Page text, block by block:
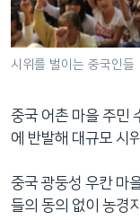
네
비
으
로
동
검
시위를 벌이는 중국인들
중국 어촌 마을 주민
에 반발해 대규모 시
중국 광둥성 우칸 마
들의 동의 없이 농경